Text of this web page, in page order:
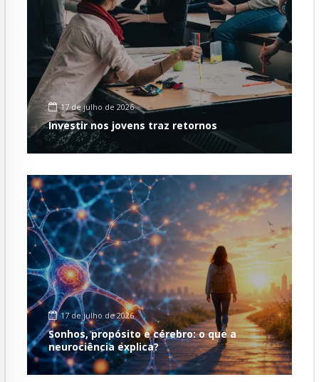
17 de julho de 2026
Investir nos jovens traz retornos
17 de julho de 2026
Sonhos, propósito e cérebro: o que a
neurociência explica?